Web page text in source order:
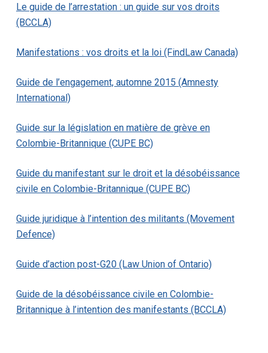
Le guide de l’arrestation : un guide sur vos droits
(BCCLA)
Manifestations : vos droits et la loi (FindLaw Canada)
Guide de l’engagement, automne 2015 (Amnesty
International)
Guide sur la législation en matière de grève en
Colombie-Britannique (CUPE BC)
Guide du manifestant sur le droit et la désobéissance
civile en Colombie-Britannique (CUPE BC)
Guide juridique à l’intention des militants (Movement
Defence)
Guide d’action post-G20 (Law Union of Ontario)
Guide de la désobéissance civile en Colombie-
Britannique à l’intention des manifestants (BCCLA)